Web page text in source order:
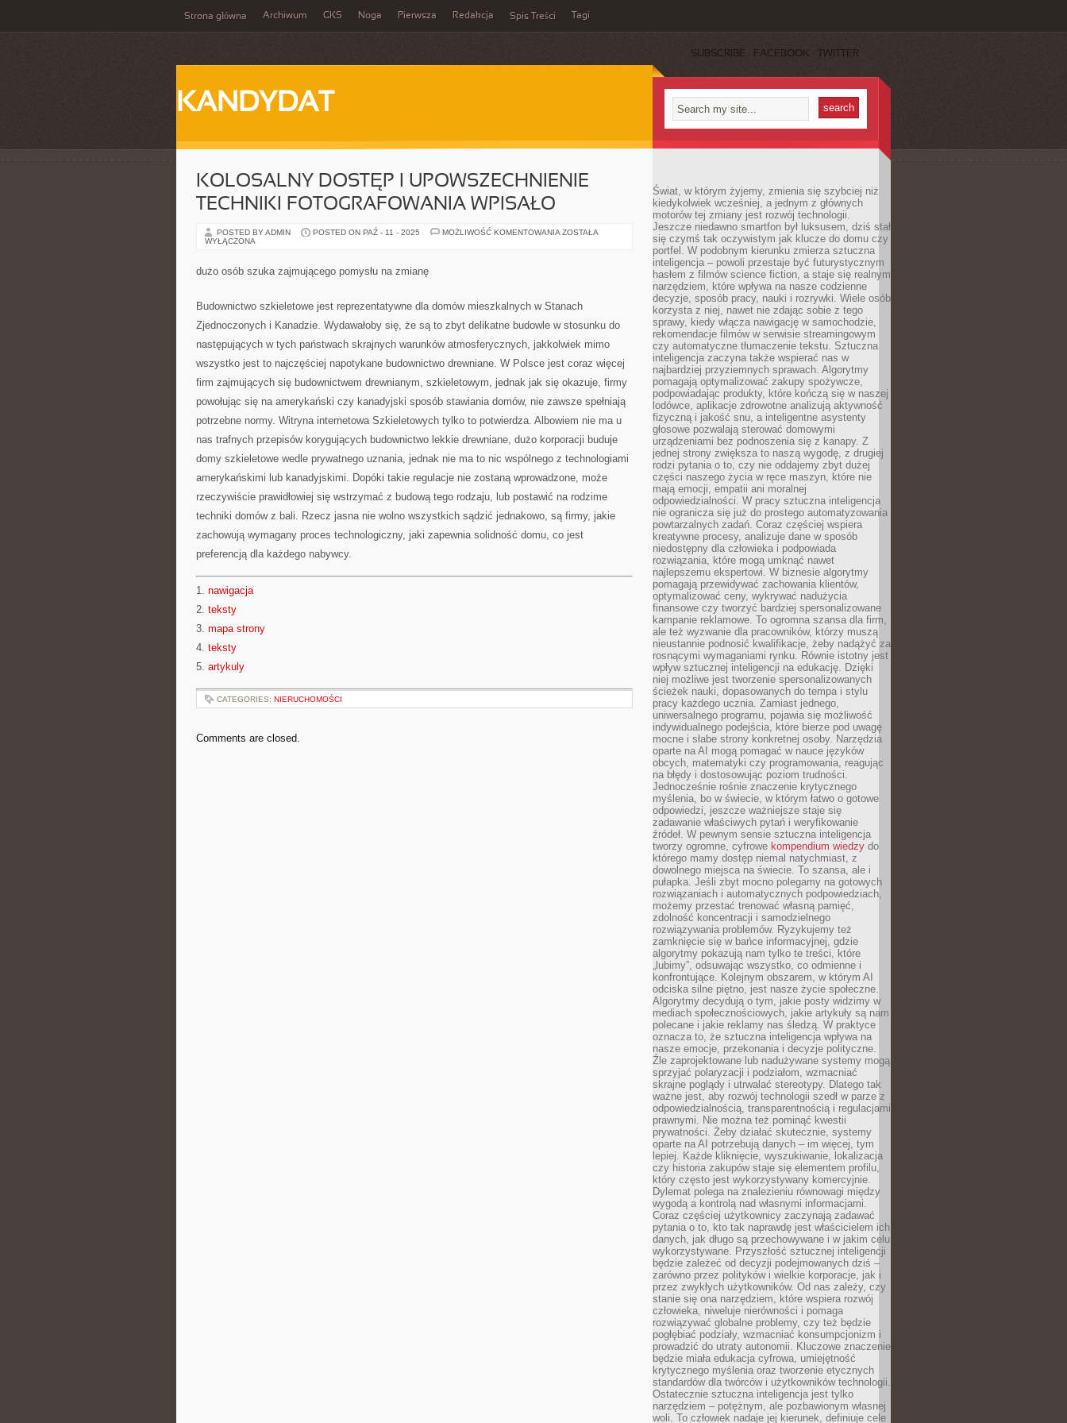
Strona główna Archiwum GKS Noga Pierwsza Redakcja Spis Treści Tagi
SUBSCRIBE FACEBOOK TWITTER
KANDYDAT
KOLOSALNY DOSTĘP I UPOWSZECHNIENIE
TECHNIKI FOTOGRAFOWANIA WPISAŁO
POSTED BY ADMIN POSTED ON PAŹ - 11 - 2025 MOŻLIWOŚĆ KOMENTOWANIA KOLOSALNY
ZOSTAŁA
WYŁĄCZONA
dużo osób szuka zajmującego pomysłu na zmianę
Budownictwo szkieletowe jest reprezentatywne dla domów mieszkalnych w Stanach
Zjednoczonych i Kanadzie. Wydawałoby się, że są to zbyt delikatne budowle w stosunku do
następujących w tych państwach skrajnych warunków atmosferycznych, jakkolwiek mimo
wszystko jest to najczęściej napotykane budownictwo drewniane. W Polsce jest coraz więcej
firm zajmujących się budownictwem drewnianym, szkieletowym, jednak jak się okazuje, firmy
powołując się na amerykański czy kanadyjski sposób stawiania domów, nie zawsze spełniają
potrzebne normy. Witryna internetowa Szkieletowych tylko to potwierdza. Albowiem nie ma u
nas trafnych przepisów korygujących budownictwo lekkie drewniane, dużo korporacji buduje
domy szkieletowe wedle prywatnego uznania, jednak nie ma to nic wspólnego z technologiami
amerykańskimi lub kanadyjskimi. Dopóki takie regulacje nie zostaną wprowadzone, może
rzeczywiście prawidłowiej się wstrzymać z budową tego rodzaju, lub postawić na rodzime
techniki domów z bali. Rzecz jasna nie wolno wszystkich sądzić jednakowo, są firmy, jakie
zachowują wymagany proces technologiczny, jaki zapewnia solidność domu, co jest
preferencją dla każdego nabywcy.
1. nawigacja
2. teksty
3. mapa strony
4. teksty
5. artykuly
CATEGORIES: NIERUCHOMOŚCI
Comments are closed.
Świat, w którym żyjemy, zmienia się szybciej niż
kiedykolwiek wcześniej, a jednym z głównych
motorów tej zmiany jest rozwój technologii.
Jeszcze niedawno smartfon był luksusem, dziś stał
się czymś tak oczywistym jak klucze do domu czy
portfel. W podobnym kierunku zmierza sztuczna
inteligencja – powoli przestaje być futurystycznym
hasłem z filmów science fiction, a staje się realnym
narzędziem, które wpływa na nasze codzienne
decyzje, sposób pracy, nauki i rozrywki. Wiele osób
korzysta z niej, nawet nie zdając sobie z tego
sprawy, kiedy włącza nawigację w samochodzie,
rekomendacje filmów w serwisie streamingowym
czy automatyczne tłumaczenie tekstu. Sztuczna
inteligencja zaczyna także wspierać nas w
najbardziej przyziemnych sprawach. Algorytmy
pomagają optymalizować zakupy spożywcze,
podpowiadając produkty, które kończą się w naszej
lodówce, aplikacje zdrowotne analizują aktywność
fizyczną i jakość snu, a inteligentne asystenty
głosowe pozwalają sterować domowymi
urządzeniami bez podnoszenia się z kanapy. Z
jednej strony zwiększa to naszą wygodę, z drugiej
rodzi pytania o to, czy nie oddajemy zbyt dużej
części naszego życia w ręce maszyn, które nie
mają emocji, empatii ani moralnej
odpowiedzialności. W pracy sztuczna inteligencja
nie ogranicza się już do prostego automatyzowania
powtarzalnych zadań. Coraz częściej wspiera
kreatywne procesy, analizuje dane w sposób
niedostępny dla człowieka i podpowiada
rozwiązania, które mogą umknąć nawet
najlepszemu ekspertowi. W biznesie algorytmy
pomagają przewidywać zachowania klientów,
optymalizować ceny, wykrywać nadużycia
finansowe czy tworzyć bardziej spersonalizowane
kampanie reklamowe. To ogromna szansa dla firm,
ale też wyzwanie dla pracowników, którzy muszą
nieustannie podnosić kwalifikacje, żeby nadążyć za
rosnącymi wymaganiami rynku. Równie istotny jest
wpływ sztucznej inteligencji na edukację. Dzięki
niej możliwe jest tworzenie spersonalizowanych
ścieżek nauki, dopasowanych do tempa i stylu
pracy każdego ucznia. Zamiast jednego,
uniwersalnego programu, pojawia się możliwość
indywidualnego podejścia, które bierze pod uwagę
mocne i słabe strony konkretnej osoby. Narzędzia
oparte na AI mogą pomagać w nauce języków
obcych, matematyki czy programowania, reagując
na błędy i dostosowując poziom trudności.
Jednocześnie rośnie znaczenie krytycznego
myślenia, bo w świecie, w którym łatwo o gotowe
odpowiedzi, jeszcze ważniejsze staje się
zadawanie właściwych pytań i weryfikowanie
źródeł. W pewnym sensie sztuczna inteligencja
tworzy ogromne, cyfrowe kompendium wiedzy do
którego mamy dostęp niemal natychmiast, z
dowolnego miejsca na świecie. To szansa, ale i
pułapka. Jeśli zbyt mocno polegamy na gotowych
rozwiązaniach i automatycznych podpowiedziach,
możemy przestać trenować własną pamięć,
zdolność koncentracji i samodzielnego
rozwiązywania problemów. Ryzykujemy też
zamknięcie się w bańce informacyjnej, gdzie
algorytmy pokazują nam tylko te treści, które
„lubimy”, odsuwając wszystko, co odmienne i
konfrontujące. Kolejnym obszarem, w którym AI
odciska silne piętno, jest nasze życie społeczne.
Algorytmy decydują o tym, jakie posty widzimy w
mediach społecznościowych, jakie artykuły są nam
polecane i jakie reklamy nas śledzą. W praktyce
oznacza to, że sztuczna inteligencja wpływa na
nasze emocje, przekonania i decyzje polityczne.
Źle zaprojektowane lub nadużywane systemy mogą
sprzyjać polaryzacji i podziałom, wzmacniać
skrajne poglądy i utrwalać stereotypy. Dlatego tak
ważne jest, aby rozwój technologii szedł w parze z
odpowiedzialnością, transparentnością i regulacjami
prawnymi. Nie można też pominąć kwestii
prywatności. Żeby działać skutecznie, systemy
oparte na AI potrzebują danych – im więcej, tym
lepiej. Każde kliknięcie, wyszukiwanie, lokalizacja
czy historia zakupów staje się elementem profilu,
który często jest wykorzystywany komercyjnie.
Dylemat polega na znalezieniu równowagi między
wygodą a kontrolą nad własnymi informacjami.
Coraz częściej użytkownicy zaczynają zadawać
pytania o to, kto tak naprawdę jest właścicielem ich
danych, jak długo są przechowywane i w jakim celu
wykorzystywane. Przyszłość sztucznej inteligencji
będzie zależeć od decyzji podejmowanych dziś –
zarówno przez polityków i wielkie korporacje, jak i
przez zwykłych użytkowników. Od nas zależy, czy
stanie się ona narzędziem, które wspiera rozwój
człowieka, niweluje nierówności i pomaga
rozwiązywać globalne problemy, czy też będzie
pogłębiać podziały, wzmacniać konsumpcjonizm i
prowadzić do utraty autonomii. Kluczowe znaczenie
będzie miała edukacja cyfrowa, umiejętność
krytycznego myślenia oraz tworzenie etycznych
standardów dla twórców i użytkowników technologii.
Ostatecznie sztuczna inteligencja jest tylko
narzędziem – potężnym, ale pozbawionym własnej
woli. To człowiek nadaje jej kierunek, definiuje cele